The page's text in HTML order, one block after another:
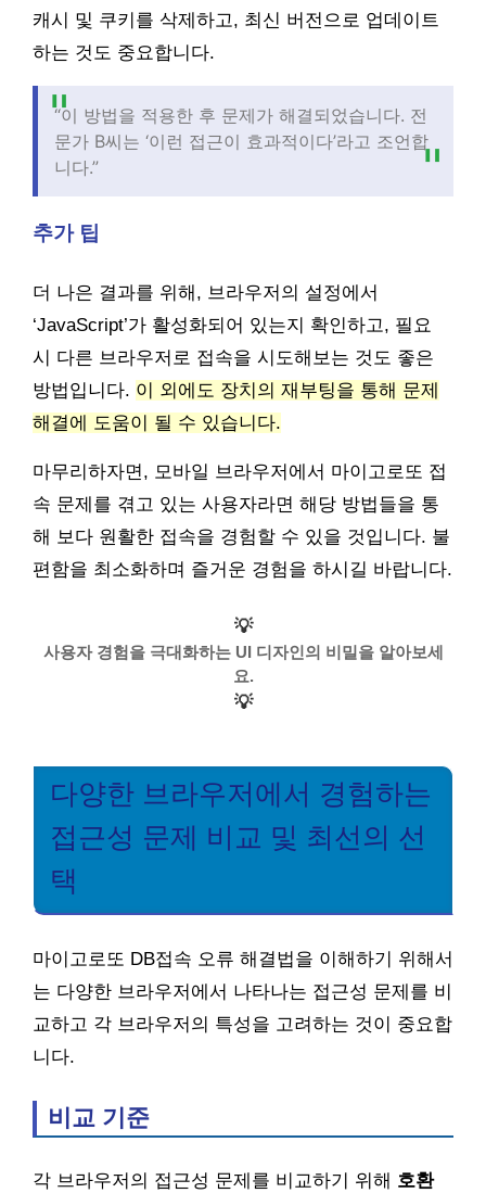
캐시 및 쿠키를 삭제하고, 최신 버전으로 업데이트
하는 것도 중요합니다.
“이 방법을 적용한 후 문제가 해결되었습니다. 전
문가 B씨는 ‘이런 접근이 효과적이다’라고 조언합
니다.”
추가 팁
더 나은 결과를 위해, 브라우저의 설정에서
‘JavaScript’가 활성화되어 있는지 확인하고, 필요
시 다른 브라우저로 접속을 시도해보는 것도 좋은
방법입니다. 이 외에도 장치의 재부팅을 통해 문제
해결에 도움이 될 수 있습니다.
마무리하자면, 모바일 브라우저에서 마이고로또 접
속 문제를 겪고 있는 사용자라면 해당 방법들을 통
해 보다 원활한 접속을 경험할 수 있을 것입니다. 불
편함을 최소화하며 즐거운 경험을 하시길 바랍니다.
💡
사용자 경험을 극대화하는 UI 디자인의 비밀을 알아보세
요.
💡
다양한 브라우저에서 경험하는
접근성 문제 비교 및 최선의 선
택
마이고로또 DB접속 오류 해결법을 이해하기 위해서
는 다양한 브라우저에서 나타나는 접근성 문제를 비
교하고 각 브라우저의 특성을 고려하는 것이 중요합
니다.
비교 기준
각 브라우저의 접근성 문제를 비교하기 위해 호환